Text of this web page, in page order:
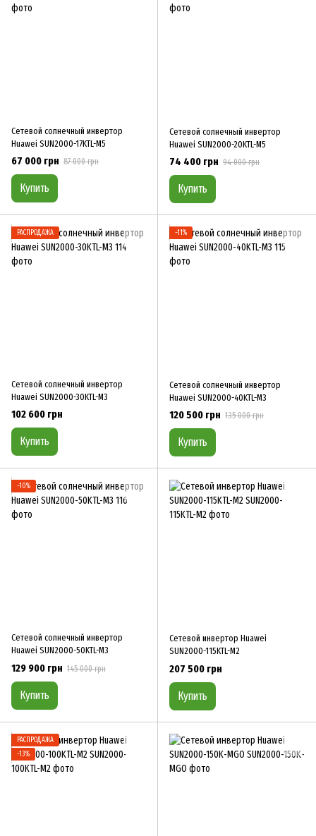
Сетевой солнечный инвертор
Huawei SUN2000-17KTL-M5
67 000 грн 87 000 грн
Купить
Сетевой солнечный инвертор
Huawei SUN2000-20KTL-M5
74 400 грн 94 000 грн
Купить
РАСПРОДАЖА
Сетевой солнечный инвертор
Huawei SUN2000-30KTL-M3
102 600 грн
Купить
−11%
Сетевой солнечный инвертор
Huawei SUN2000-40KTL-M3
120 500 грн 135 000 грн
Купить
−10%
Сетевой солнечный инвертор
Huawei SUN2000-50KTL-M3
129 900 грн 145 000 грн
Купить
Сетевой инвертор Huawei
SUN2000-115KTL-M2
207 500 грн
Купить
РАСПРОДАЖА
−13%